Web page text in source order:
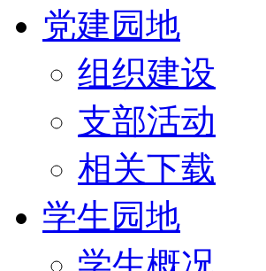
党建园地
组织建设
支部活动
相关下载
学生园地